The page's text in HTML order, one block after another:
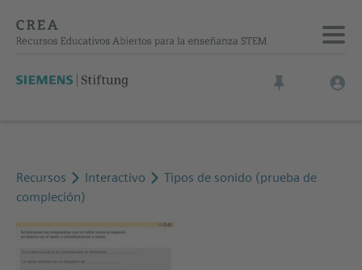
Recursos Interactivo
Tipos de sonido (prueba de
compleción)